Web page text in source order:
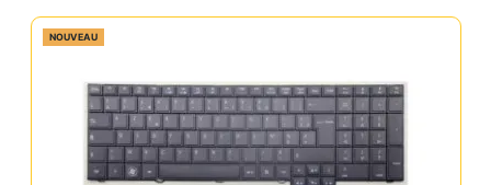
NOUVEAU